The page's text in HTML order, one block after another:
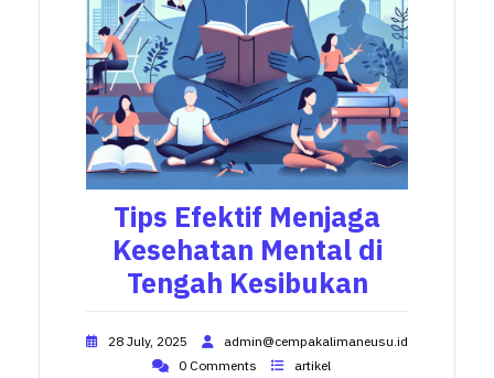
Tips Efektif Menjaga
Kesehatan Mental di
Tengah Kesibukan
28 July, 2025
admin@cempakalimaneusu.id
0 Comments
artikel